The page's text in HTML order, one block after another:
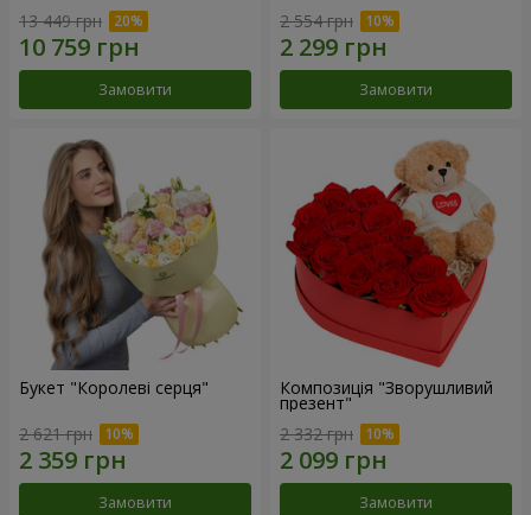
13 449 грн
Замовити
2 554 грн
Замовити
Букет "Королеві серця"
2 621 грн
Замовити
Композиція "Зворушливий
презент"
2 332 грн
Замовити